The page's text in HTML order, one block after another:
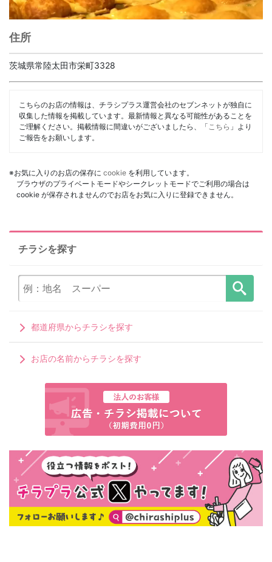
住所
茨城県常陸太田市栄町3328
こちらのお店の情報は、チラシプラス運営会社のセブンネットが独自に
収集した情報を掲載しています。最新情報と異なる可能性があることを
ご理解ください。掲載情報に間違いがございましたら、「 こちら 」より
ご報告をお願いします。
※お気に入りのお店の保存に cookie を利用しています。
ブラウザのプライベートモードやシークレットモードでご利用の場合は
cookie が保存されませんのでお店をお気に入りに登録できません。
チラシを探す
都道府県からチラシを探す
お店の名前からチラシを探す